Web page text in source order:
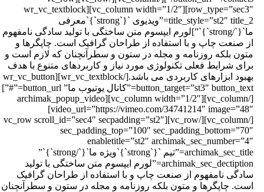
row_type=”sec3″][vc_column width=”1/2″][wr_vc_textblock
title_style=”st2″ title_2=”ویدیوی `{`strong`}`معرفی
ما`{`/strong`}`”]لورم ایپسوم متن ساختگی با تولید سادگی نامفهوم
صنعت چاپ و با استفاده از طراحان گرافیک است. چاپگرها و
بلکه روزنامه و مجله در ستون و سطرآنچنان که لازم است و
شرایط فعلی تکنولوژی مورد نیاز و کاربردهای متنوع با هدف
بهبود ابزارهای کاربردی می باشد.[/wr_vc_textblock][wr_vc_button
button_target=”st3″ button_text=”کانال یوتیوب ما” button_url=”#”]
[/vc_column][vc_column width=”1/2″][archimak_popup_video
video_url=”https://vimeo.com/34741214″ image=”48″]
[/vc_column][/vc_row][vc_row scroll_id=”sec4″ secpadding=”st2″
sec_padding_top=”100″
enabletitle=”st2″
archimak_sec_title=”تیم `{`strong`}`ویژه ما`{`/strong`}`”
archimak_sec_dectiption=”لورم ایپسوم متن ساختگی با تولید
نامفهوم از صنعت چاپ و با استفاده از طراحان گرافیک
چاپگرها و متون بلکه روزنامه و مجله در ستون و سطرآنچنان